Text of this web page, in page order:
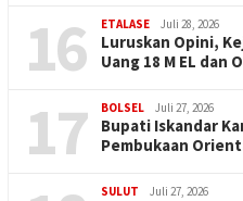
16 ETALASE Juli 28, 2026
Luruskan Opini,
Uang 18 M EL dan
17 BOLSEL Juli 27, 2026
Bupati Iskandar
Pembukaan
SULUT Juli 27, 2026